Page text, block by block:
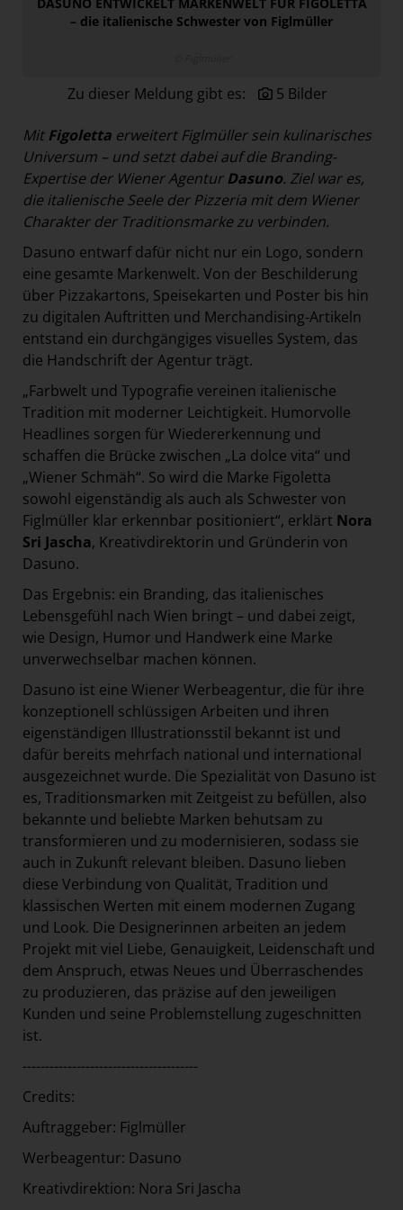
Paradies Garten
Swiss Life Select
The Companion
The Hoxton
Unibail-Rodamco-Westfield
Vöslauer
NMK
MEDIA
KONTAKT
– die italienische Schwester von Figlmüller
Zu dieser Meldung gibt es: 5 Bilder
Mit Figoletta erweitert Figlmüller sein kulinarisches
Universum – und setzt dabei auf die Branding-
Expertise der Wiener Agentur Dasuno. Ziel war es,
die italienische Seele der Pizzeria mit dem Wiener
Charakter der Traditionsmarke zu verbinden.
Dasuno entwarf dafür nicht nur ein Logo, sondern
eine gesamte Markenwelt. Von der Beschilderung
über Pizzakartons, Speisekarten und Poster bis hin
zu digitalen Auftritten und Merchandising-Artikeln
entstand ein durchgängiges visuelles System, das
die Handschrift der Agentur trägt.
„Farbwelt und Typografie vereinen italienische
Tradition mit moderner Leichtigkeit. Humorvolle
Headlines sorgen für Wiedererkennung und
schaffen die Brücke zwischen „La dolce vita“ und
„Wiener Schmäh“. So wird die Marke Figoletta
sowohl eigenständig als auch als Schwester von
Figlmüller klar erkennbar positioniert“, erklärt Nora
Sri Jascha, Kreativdirektorin und Gründerin von
Dasuno.
Das Ergebnis: ein Branding, das italienisches
Lebensgefühl nach Wien bringt – und dabei zeigt,
wie Design, Humor und Handwerk eine Marke
unverwechselbar machen können.
Dasuno ist eine Wiener Werbeagentur, die für ihre
konzeptionell schlüssigen Arbeiten und ihren
eigenständigen Illustrationsstil bekannt ist und
dafür bereits mehrfach national und international
ausgezeichnet wurde. Die Spezialität von Dasuno ist
es, Traditionsmarken mit Zeitgeist zu befüllen, also
bekannte und beliebte Marken behutsam zu
transformieren und zu modernisieren, sodass sie
auch in Zukunft relevant bleiben. Dasuno lieben
diese Verbindung von Qualität, Tradition und
klassischen Werten mit einem modernen Zugang
und Look. Die Designerinnen arbeiten an jedem
Projekt mit viel Liebe, Genauigkeit, Leidenschaft und
dem Anspruch, etwas Neues und Überraschendes
zu produzieren, das präzise auf den jeweiligen
Kunden und seine Problemstellung zugeschnitten
ist.
---------------------------------------
Credits:
Auftraggeber: Figlmüller
Werbeagentur: Dasuno
Kreativdirektion: Nora Sri Jascha